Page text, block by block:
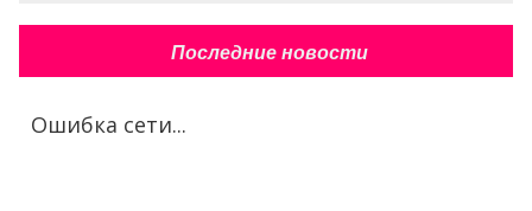
Последние новости
Ошибка сети...